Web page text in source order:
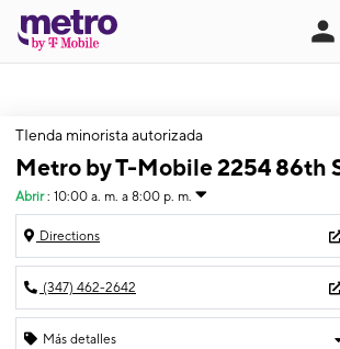
TIenda minorista autorizada
Metro by T-Mobile 2254 86th
Abrir : 10:00 a. m. a 8:00 p. m.
Directions
(347) 462-2642
Más detalles